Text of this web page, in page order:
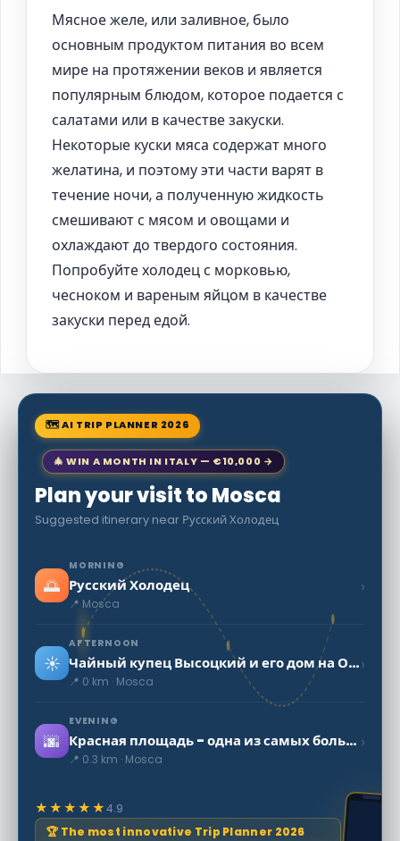
Мясное желе, или заливное, было
основным продуктом питания во всем
мире на протяжении веков и является
популярным блюдом, которое подается с
салатами или в качестве закуски.
Некоторые куски мяса содержат много
желатина, и поэтому эти части варят в
течение ночи, а полученную жидкость
смешивают с мясом и овощами и
охлаждают до твердого состояния.
Попробуйте холодец с морковью,
чесноком и вареным яйцом в качестве
закуски перед едой.
🗺 AI TRIP PLANNER 2026
🎄 WIN A MONTH IN ITALY — €10,000 →
Plan your visit to Mosca
Suggested itinerary near Русский Холодец
🌅
MORNING
Русский Холодец
📍 Mosca
›
☀️
AFTERNOON
Чайный купец Высоцкий и его дом на Огородной Слободе
📍 0 km · Mosca
›
🌆
EVENING
Красная площадь - одна из самых больших площадей в мире
📍 0.3 km · Mosca
›
★★★★★4.9
🏆 The most innovative Trip Planner 2026